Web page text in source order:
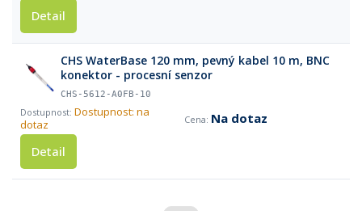
Detail
CHS WaterBase 120 mm, pevný kabel 10 m, BNC
konektor - procesní senzor
CHS-5612-A0FB-10
Dostupnost: na
dotaz
Na dotaz
Detail